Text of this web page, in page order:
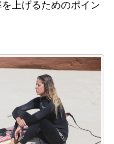
上げるためのポイン